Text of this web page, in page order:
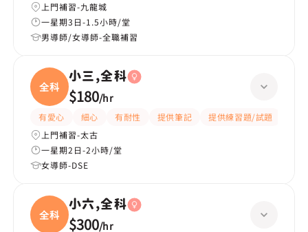
上門補習-九龍城
一星期3日-1.5小時/堂
男導師/女導師-全職補習
全科
小三,全科
$180/hr
有愛心 細心 有耐性 提供筆記 提供練習題/試題
上門補習-太古
一星期2日-2小時/堂
女導師-DSE
全科
小六,全科
$300/hr